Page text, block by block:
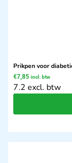
Prikpen voor
€7,85 incl. btw
7.2 excl. btw